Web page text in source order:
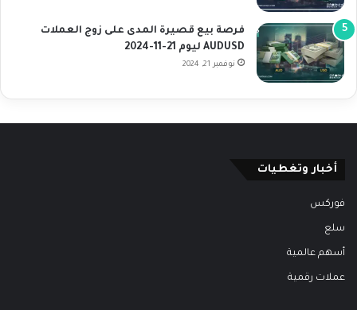
فرصة بيع قصيرة المدى على زوج العملات
AUDUSD ليوم 21-11-2024
نوفمبر 21, 2024
أخبار وتغطيات
فوركس
سلع
أسهم عالمية
عملات رقمية